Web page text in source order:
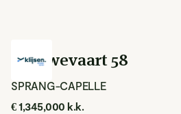
Nieuwevaart 58
SPRANG-CAPELLE
€ 1,345,000 k.k.